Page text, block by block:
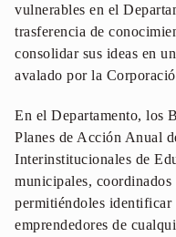
vulnerables en el
trasferencia de
consolidar sus ideas en
avalado por la
En el Departamento, los
Planes de Acción Anual
Interinstitucionales de
municipales,
permitiéndoles identificar
emprendedores de